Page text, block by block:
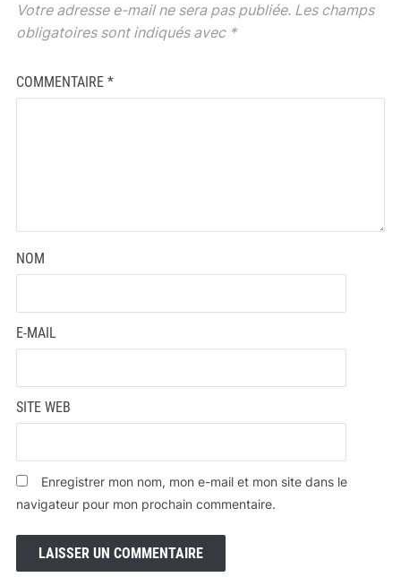
Votre adresse e-mail ne sera pas publiée. Les champs
obligatoires sont indiqués avec *
COMMENTAIRE *
NOM
E-MAIL
SITE WEB
Enregistrer mon nom, mon e-mail et mon site dans le
navigateur pour mon prochain commentaire.